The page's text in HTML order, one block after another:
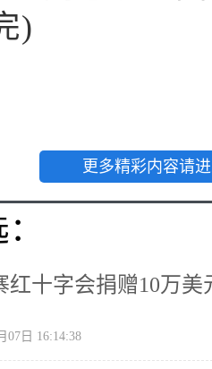
)
更多精彩内容请
红十字会捐赠10万
07日 16:14:38